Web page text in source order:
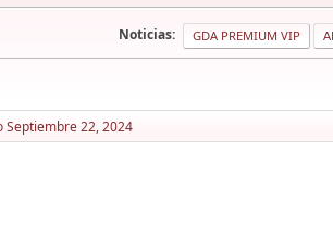
Noticias: GDA PREMIUM VIP
Septiembre 22, 2024